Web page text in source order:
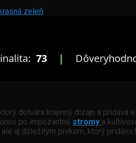
zeleň
73 |
dotvára krajinný dizajn a
po impozantné stromy a
aj dôležitým prvkom, ktorý pridáva